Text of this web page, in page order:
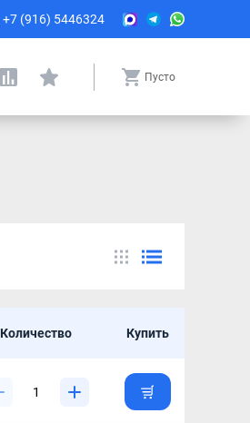
+7 (916) 5446324
Пусто
Количество Купить